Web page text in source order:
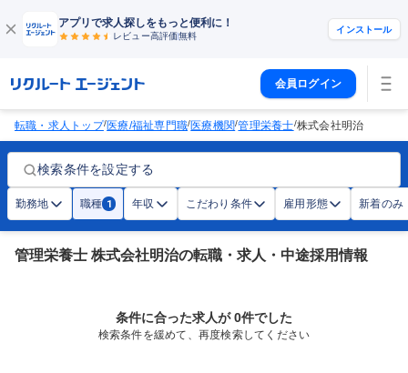
アプリで求人探しをもっと便利に！
レビュー高評価無料
インストール
会員ログイン
転職・求人トップ/医療/福祉専門職/医療機関/管理栄養士/株式会社明治
検索条件を設定する
勤務地 職種 1 年収 こだわり条件 雇用形態 新着のみ
管理栄養士 株式会社明治の転職・求人・中途採用情報
条件に合った求人が 0件でした
検索条件を緩めて、再度検索してください